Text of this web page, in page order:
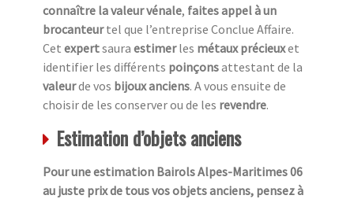
connaître la valeur vénale, faites appel à un
brocanteurtel que l’entreprise Conclue Affaire.
Cet expertsaura estimerles métaux précieuxet
identifier les différents poinçonsattestant de la
valeurde vos bijoux anciens. A vous ensuite de
choisir de les conserver ou de les revendre.
Estimation d’objets anciens
Pour une estimation Bairols Alpes-Maritimes 06
au juste prix de tous vos objets anciens, pensez à